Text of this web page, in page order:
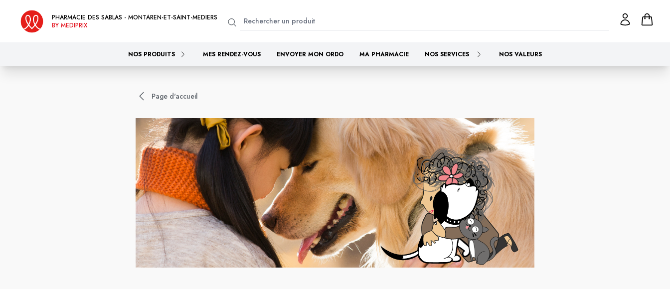
PHARMACIE DES SABLAS - MONTAREN-ET-SAINT-MEDIERS
BY MEDIPRIX
NOS PRODUITS MES RENDEZ-VOUS ENVOYER MON ORDO MA PHARMACIE NOS SERVICES NOS VALEURS
Page d'accueil